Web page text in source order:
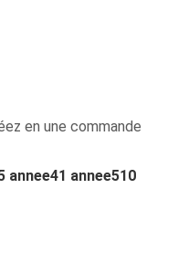
en une commande
annee41 annee510